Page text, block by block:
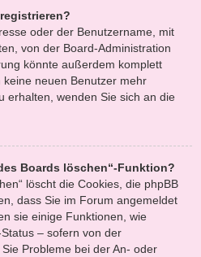
oder der Benutzername, mit
von der Board-Administration
könnte außerdem komplett
neuen Benutzer mehr
erhalten, wenden Sie sich an die
Boards löschen“-Funktion?
löscht die Cookies, die phpBB
dass Sie im Forum angemeldet
sie einige Funktionen, wie
– sofern von der
Probleme bei der An- oder